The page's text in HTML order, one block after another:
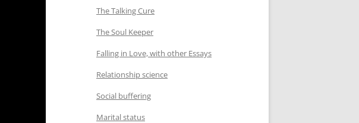
The Talking Cure
The Soul Keeper
Falling in Love, with other Essays
Relationship science
Social buffering
Marital status